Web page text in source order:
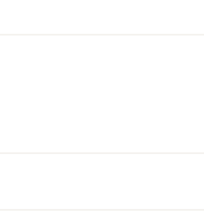
si se